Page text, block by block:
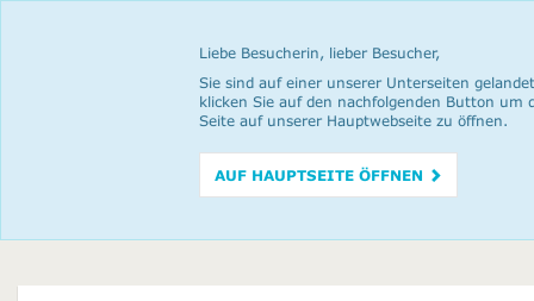
Liebe Besucherin, lieber Besucher,
Sie sind auf einer unserer Unterseiten
klicken Sie auf den nachfolgenden Button um
Seite auf unserer Hauptwebseite zu öffnen.
AUF HAUPTSEITE ÖFFNEN